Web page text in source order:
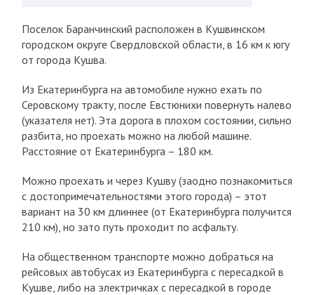
Поселок Баранчинский расположен в Кушвинском
городском округе Свердловской области, в 16 км к югу
от города Кушва.
Из Екатеринбурга на автомобиле нужно ехать по
Серовскому тракту, после Евстюнихи повернуть налево
(указателя нет). Эта дорога в плохом состоянии, сильно
разбита, но проехать можно на любой машине.
Расстояние от Екатеринбурга – 180 км.
Можно проехать и через Кушву (заодно познакомиться
с достопримечательностями этого города) – этот
вариант на 30 км длиннее (от Екатеринбурга получится
210 км), но зато путь проходит по асфальту.
На общественном транспорте можно добраться на
рейсовых автобусах из Екатеринбурга с пересадкой в
Кушве, либо на электричках с пересадкой в городе